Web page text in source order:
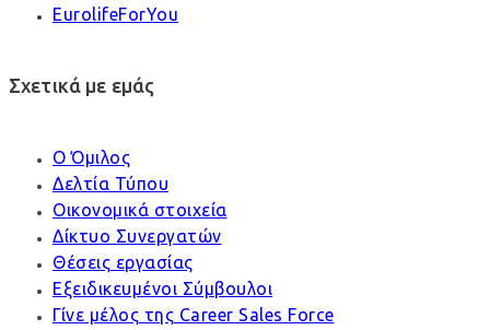
EurolifeForYou
Σχετικά με εμάς
Ο Όμιλος
Δελτία Τύπου
Οικονομικά στοιχεία
Δίκτυο Συνεργατών
Θέσεις εργασίας
Εξειδικευμένοι Σύμβουλοι
Γίνε μέλος της Career Sales Force